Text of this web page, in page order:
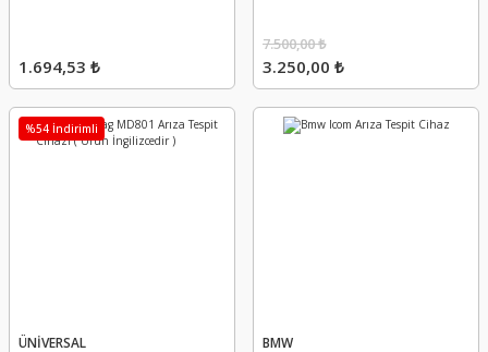
1.694,53 ₺ 3.250,00 ₺
7.500,00 ₺
%54 İndirimli
ÜNİVERSAL BMW